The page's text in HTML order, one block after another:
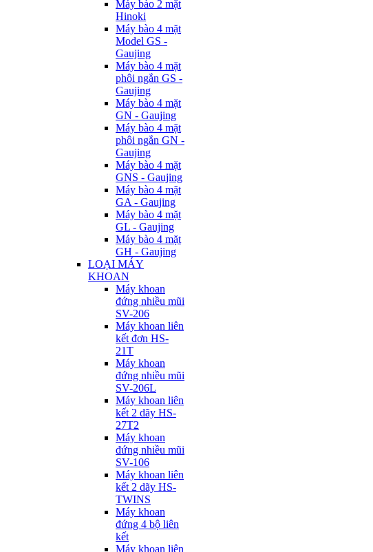
Máy bào 2 mặt
Hinoki
Máy bào 4 mặt
Model GS -
Gaujing
Máy bào 4 mặt
phôi ngắn GS -
Gaujing
Máy bào 4 mặt
GN - Gaujing
Máy bào 4 mặt
phôi ngắn GN -
Gaujing
Máy bào 4 mặt
GNS - Gaujing
Máy bào 4 mặt
GA - Gaujing
Máy bào 4 mặt
GL - Gaujing
Máy bào 4 mặt
GH - Gaujing
LOẠI MÁY
KHOAN
Máy khoan
đứng nhiều mũi
SV-206
Máy khoan liên
kết đơn HS-
21T
Máy khoan
đứng nhiều mũi
SV-206L
Máy khoan liên
kết 2 dãy HS-
27T2
Máy khoan
đứng nhiều mũi
SV-106
Máy khoan liên
kết 2 dãy HS-
TWINS
Máy khoan
đứng 4 bộ liên
kết
Máy khoan liên